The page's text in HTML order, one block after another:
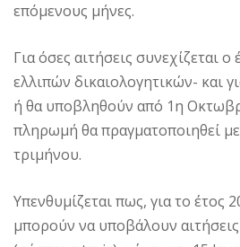
επόμενους μήνες.
Για όσες αιτήσεις συνεχίζεται
ελλιπών δικαιολογητικών- και
ή θα υποβληθούν από 1η
πληρωμή θα πραγματοποιηθεί
τριμήνου.
Υπενθυμίζεται πως, για το έτος
μπορούν να υποβάλουν